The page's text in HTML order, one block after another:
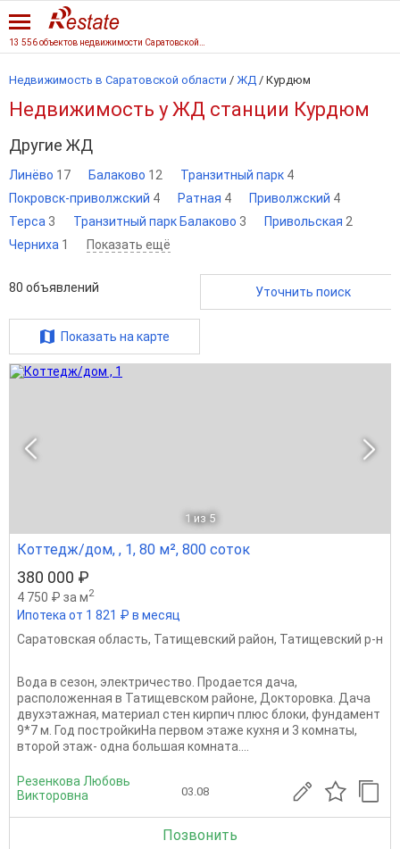
Недвижимость в Саратовской области / ЖД / Курдюм
Недвижимость у ЖД станции Курдюм
Другие ЖД
Линёво 17 Балаково 12 Транзитный парк 4
Покровск-приволжский 4 Ратная 4 Приволжский 4
Терса 3 Транзитный парк Балаково 3 Привольская 2
Черниха 1 Показать ещё
80 объявлений Уточнить поиск
Показать на карте
1 из 5
Коттедж/дом, , 1, 80 м², 800 соток
380 000 ₽
4 750 ₽ за м2
Ипотека от 1 821 ₽ в месяц
Саратовская область, Татищевский район, Татищевский р-н
Вода в сезон, электричество. Продается дача,
расположенная в Татищевском районе, Докторовка. Дача
двухэтажная, материал стен кирпич плюс блоки, фундамент
9*7 м. Год постройкиНа первом этаже кухня и 3 комнаты,
второй этаж- одна большая комната....
Резенкова Любовь
Викторовна
03.08
Позвонить